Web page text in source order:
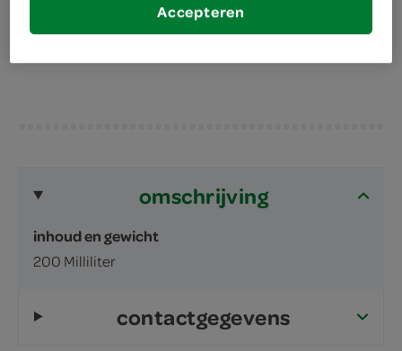
dermatologisch getest
omschrijving
inhoud en gewicht
200 Milliliter
contactgegevens
Accepteren